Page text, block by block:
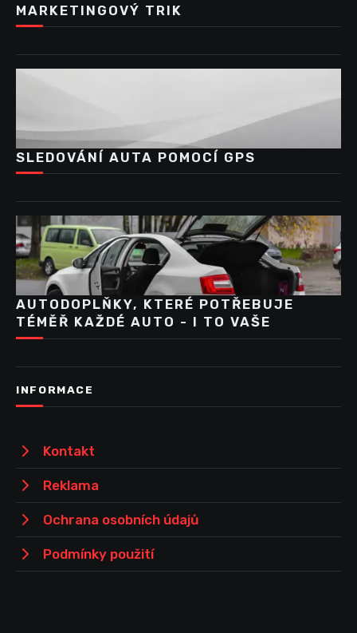
MARKETINGOVÝ TRIK
SLEDOVÁNÍ AUTA POMOCÍ GPS
AUTODOPLŇKY, KTERÉ POTŘEBUJE
TÉMĚŘ KAŽDÉ AUTO - I TO VAŠE
INFORMACE
Kontakt
Reklama
Ochrana osobních údajů
Podmínky použití